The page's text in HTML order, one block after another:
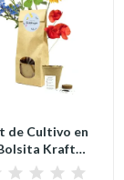
de Cultivo en
Kraft